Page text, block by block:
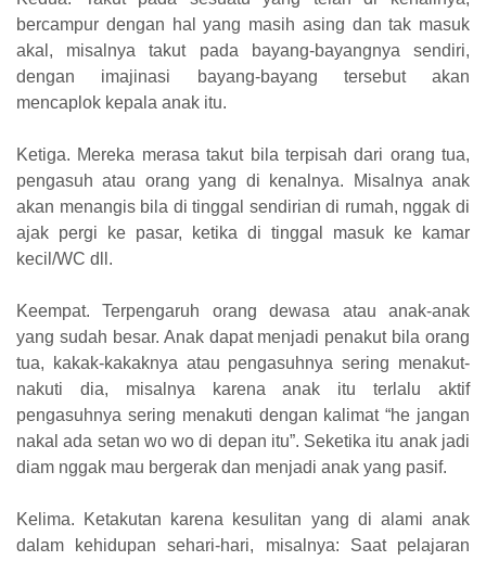
bercampur dengan hal yang masih asing dan tak masuk
akal, misalnya takut pada bayang-bayangnya sendiri,
dengan imajinasi bayang-bayang tersebut akan
mencaplok kepala anak itu.
Ketiga. Mereka merasa takut bila terpisah dari orang tua,
pengasuh atau orang yang di kenalnya. Misalnya anak
akan menangis bila di tinggal sendirian di rumah, nggak di
ajak pergi ke pasar, ketika di tinggal masuk ke kamar
kecil/WC dll.
Keempat. Terpengaruh orang dewasa atau anak-anak
yang sudah besar. Anak dapat menjadi penakut bila orang
tua, kakak-kakaknya atau pengasuhnya sering menakut-
nakuti dia, misalnya karena anak itu terlalu aktif
pengasuhnya sering menakuti dengan kalimat “he jangan
nakal ada setan wo wo di depan itu”. Seketika itu anak jadi
diam nggak mau bergerak dan menjadi anak yang pasif.
Kelima. Ketakutan karena kesulitan yang di alami anak
dalam kehidupan sehari-hari, misalnya: Saat pelajaran